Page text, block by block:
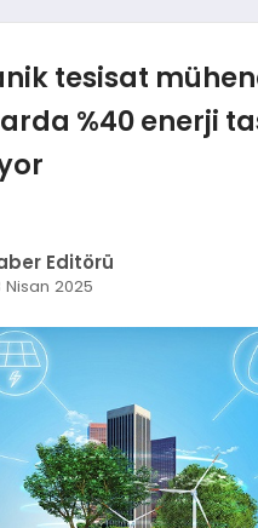
tesisat
%40 enerji
Editörü
Nisan 2025